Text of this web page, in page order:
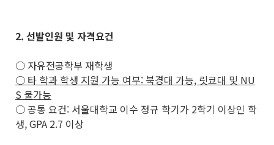
2. 선발인원 및 자격요건
○ 자유전공학부 재학생
○ 타 학과 학생 지원 가능 여부: 북경대 가능, 릿쿄대 및 NU
S 불가능
○ 공통 요건: 서울대학교 이수 정규 학기가 2학기 이상인 학
생, GPA 2.7 이상